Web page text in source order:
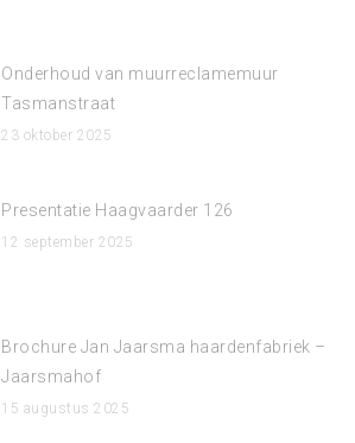
Onderhoud van muurreclamemuur
Tasmanstraat
23 oktober 2025
Presentatie Haagvaarder 126
12 september 2025
Brochure Jan Jaarsma haardenfabriek –
Jaarsmahof
15 augustus 2025